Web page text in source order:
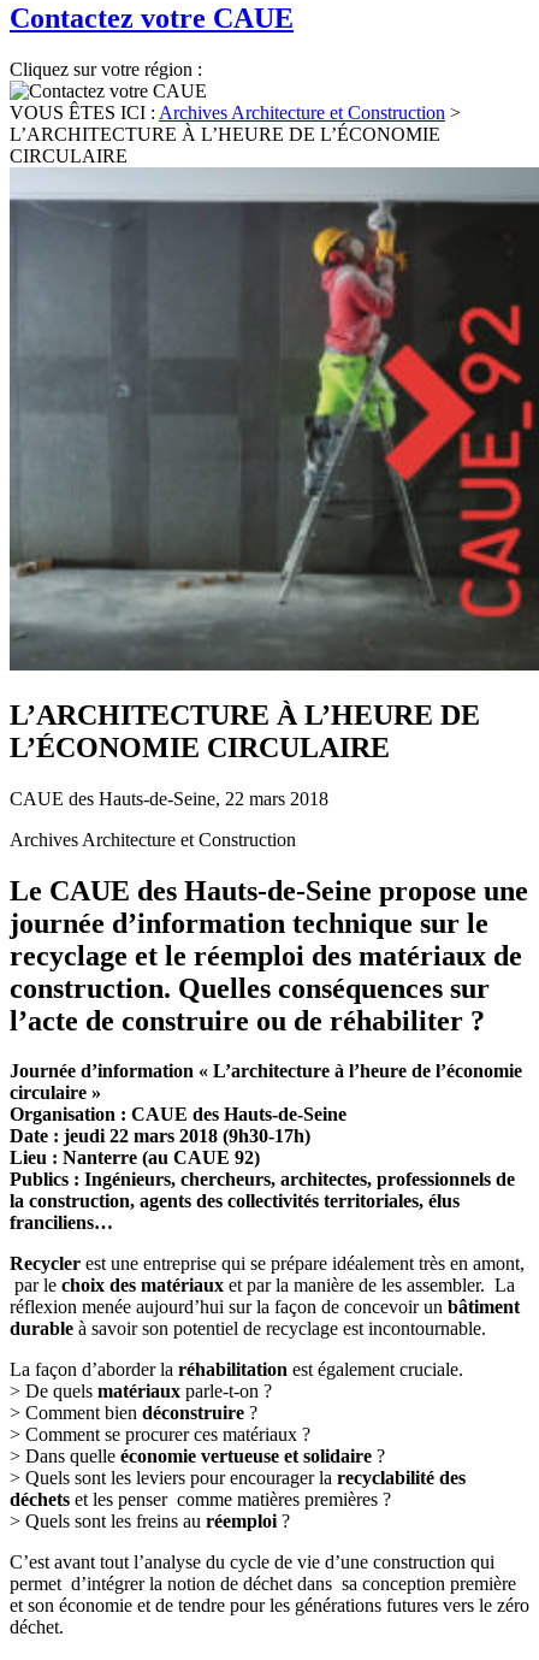
Contactez votre CAUE
Cliquez sur votre région :
VOUS ÊTES ICI : Archives Architecture et Construction >
L’ARCHITECTURE À L’HEURE DE L’ÉCONOMIE
CIRCULAIRE
L’ARCHITECTURE À L’HEURE DE
L’ÉCONOMIE CIRCULAIRE
CAUE des Hauts-de-Seine, 22 mars 2018
Archives Architecture et Construction
Le CAUE des Hauts-de-Seine propose une
journée d’information technique sur le
recyclage et le réemploi des matériaux de
construction. Quelles conséquences sur
l’acte de construire ou de réhabiliter ?
Journée d’information « L’architecture à l’heure de l’économie
circulaire »
Organisation : CAUE des Hauts-de-Seine
Date : jeudi 22 mars 2018 (9h30-17h)
Lieu : Nanterre (au CAUE 92)
Publics : Ingénieurs, chercheurs, architectes, professionnels de
la construction, agents des collectivités territoriales, élus
franciliens…
Recycler est une entreprise qui se prépare idéalement très en amont,
par le choix des matériaux et par la manière de les assembler. La
réflexion menée aujourd’hui sur la façon de concevoir un bâtiment
durable à savoir son potentiel de recyclage est incontournable.
La façon d’aborder la réhabilitation est également cruciale.
> De quels matériaux parle-t-on ?
> Comment bien déconstruire ?
> Comment se procurer ces matériaux ?
> Dans quelle économie vertueuse et solidaire ?
> Quels sont les leviers pour encourager la recyclabilité des
déchets et les penser comme matières premières ?
> Quels sont les freins au réemploi?
C’est avant tout l’analyse du cycle de vie d’une construction qui
permet d’intégrer la notion de déchet dans sa conception première
et son économie et de tendre pour les générations futures vers le zéro
déchet.